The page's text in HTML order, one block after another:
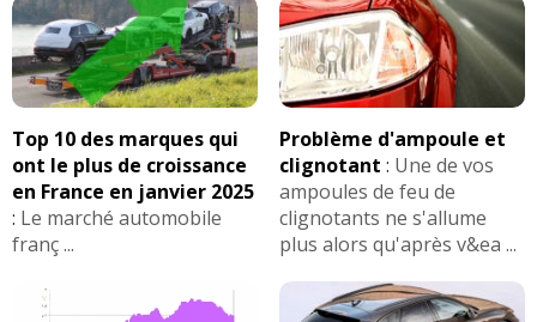
Top 10 des marques qui
ont le plus de croissance
en France en janvier 2025
: Le marché automobile
franç ...
Problème d'ampoule et
clignotant : Une de vos
ampoules de feu de
clignotants ne s'allume
plus alors qu'après v&ea ...